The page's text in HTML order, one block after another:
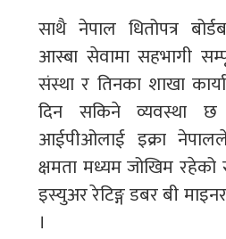
साथै नेपाल धितोपत्र
आस्बा सेवामा सहभागी
संस्था र तिनका शाखा
दिन सकिने व्यवस्था
आईपीओलाई इक्रा
क्षमता मध्यम जोखिम रहेको
इस्युअर रेटिङ्ग डबर बी
।